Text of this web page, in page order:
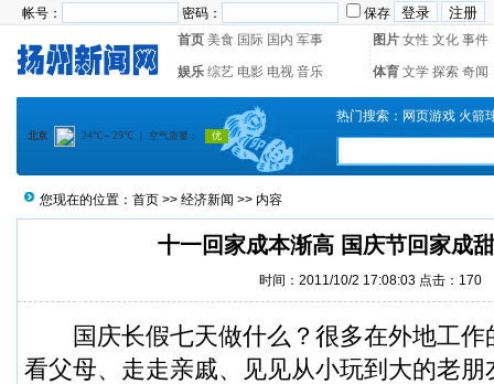
帐号： 密码：
保存
首页 美食 国际 国内 军事 图片 女性 文化 事件
娱乐 综艺 电影 电视 音乐 体育 文学 探索 奇闻
热门搜索： 网页游戏 火箭
您现在的位置： 首页 >> 经济新闻 >> 内容
十一回家成本渐高 国庆节回家成
时间：2011/10/2 17:08:03 点击： 170
国庆长假七天做什么？很多在外地工作
看父母、走走亲戚、见见从小玩到大的老朋